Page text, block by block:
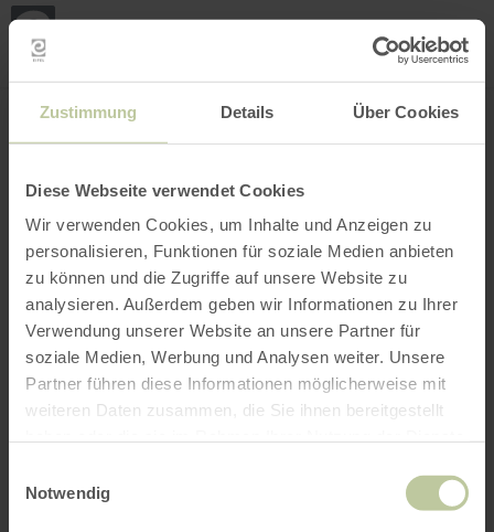
Zustimmung Details Über Cookies
Diese Webseite verwendet Cookies
Wir verwenden Cookies, um Inhalte und Anzeigen zu
personalisieren, Funktionen für soziale Medien anbieten
zu können und die Zugriffe auf unsere Website zu
analysieren. Außerdem geben wir Informationen zu Ihrer
Verwendung unserer Website an unsere Partner für
soziale Medien, Werbung und Analysen weiter. Unsere
Partner führen diese Informationen möglicherweise mit
weiteren Daten zusammen, die Sie ihnen bereitgestellt
Notwendig
INTERACTIVE MAP
my
Open filter